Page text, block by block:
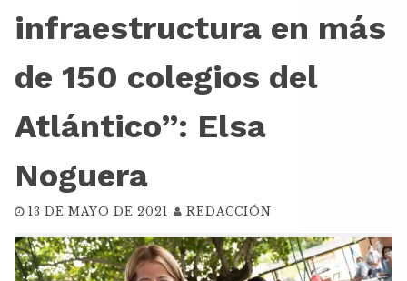
infraestructura en más
de 150 colegios del
Atlántico”: Elsa
Noguera
13 DE MAYO DE 2021 REDACCIÓN